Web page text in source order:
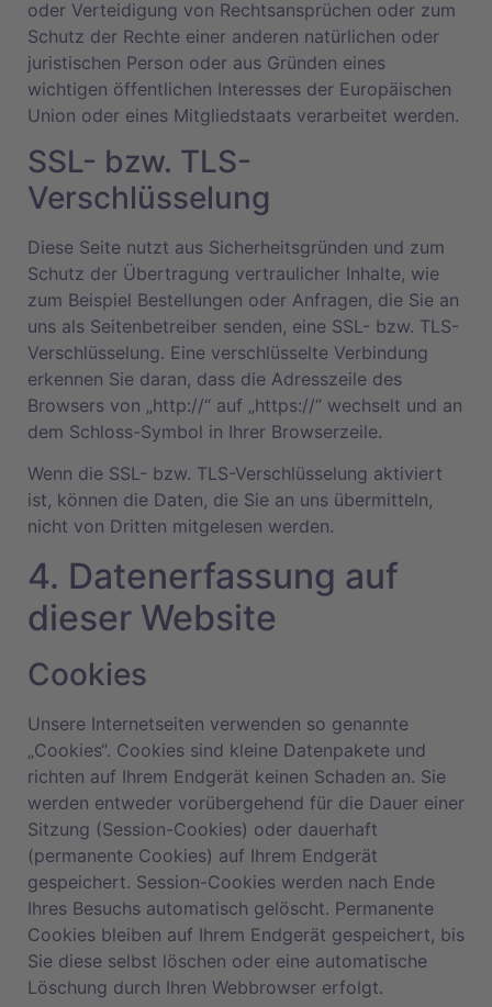
oder Verteidigung von Rechtsansprüchen oder zum
Schutz der Rechte einer anderen natürlichen oder
juristischen Person oder aus Gründen eines
wichtigen öffentlichen Interesses der Europäischen
Union oder eines Mitgliedstaats verarbeitet werden.
SSL- bzw. TLS-
Verschlüsselung
Diese Seite nutzt aus Sicherheitsgründen und zum
Schutz der Übertragung vertraulicher Inhalte, wie
zum Beispiel Bestellungen oder Anfragen, die Sie an
uns als Seitenbetreiber senden, eine SSL- bzw. TLS-
Verschlüsselung. Eine verschlüsselte Verbindung
erkennen Sie daran, dass die Adresszeile des
Browsers von „http://“ auf „https://“ wechselt und an
dem Schloss-Symbol in Ihrer Browserzeile.
Wenn die SSL- bzw. TLS-Verschlüsselung aktiviert
ist, können die Daten, die Sie an uns übermitteln,
nicht von Dritten mitgelesen werden.
4. Datenerfassung auf
dieser Website
Cookies
Unsere Internetseiten verwenden so genannte
„Cookies“. Cookies sind kleine Datenpakete und
richten auf Ihrem Endgerät keinen Schaden an. Sie
werden entweder vorübergehend für die Dauer einer
Sitzung (Session-Cookies) oder dauerhaft
(permanente Cookies) auf Ihrem Endgerät
gespeichert. Session-Cookies werden nach Ende
Ihres Besuchs automatisch gelöscht. Permanente
Cookies bleiben auf Ihrem Endgerät gespeichert, bis
Sie diese selbst löschen oder eine automatische
Löschung durch Ihren Webbrowser erfolgt.